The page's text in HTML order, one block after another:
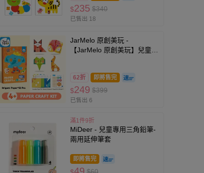
$235 $340
已售出 18
JarMelo 原創美玩 -
【JarMelo 原創美玩】兒童啟
62折 即將售完
$249 $399
已售出 6
滿1件9折
MiDeer - 兒童專用三角鉛筆-
兩用延伸筆套
即將售完